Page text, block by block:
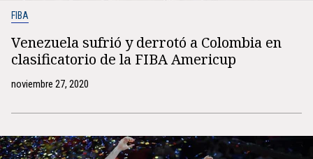
FIBA
Venezuela sufrió y derrotó a Colombia en
clasificatorio de la FIBA Americup
noviembre 27, 2020